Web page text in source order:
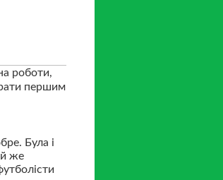
роботи,
першим
Була і
же